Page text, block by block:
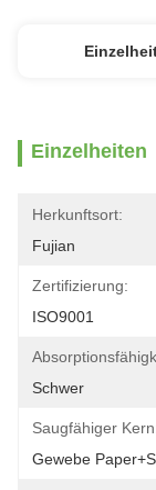
Einzelheiten
Herkunftsort:
Fujian
Zertifizierung:
ISO9001
Schwer
Saugfähiger
Gewebe